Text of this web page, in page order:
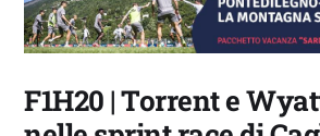
F1H20 | Torrent e